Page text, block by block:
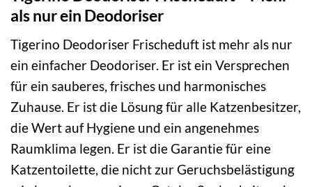
als nur ein Deodoriser
Tigerino Deodoriser Frischeduft ist mehr als nur
ein einfacher Deodoriser. Er ist ein Versprechen
für ein sauberes, frisches und harmonisches
Zuhause. Er ist die Lösung für alle Katzenbesitzer,
die Wert auf Hygiene und ein angenehmes
Raumklima legen. Er ist die Garantie für eine
Katzentoilette, die nicht zur Geruchsbelästigung